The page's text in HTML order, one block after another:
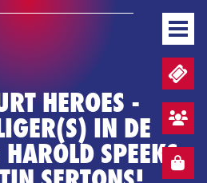
AANMELDEN SFEERVAK
WEBSHOP
HEROES -
IN DE
SPEEKS